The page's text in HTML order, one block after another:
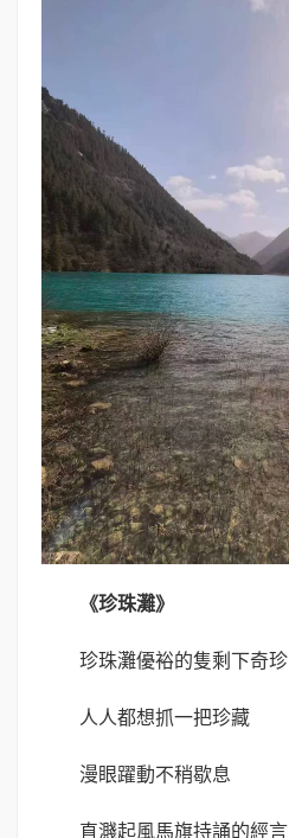
《珍珠灘》
珍珠灘優裕的隻剩下奇珍
人人都想抓一把珍藏
漫眼躍動不稍歇息
直濺起風馬旗持誦的經言